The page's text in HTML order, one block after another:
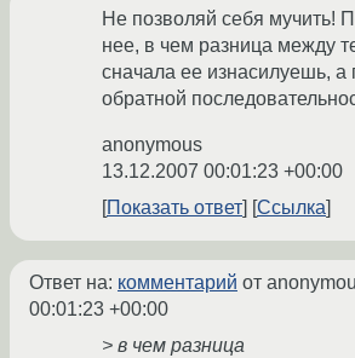
Не позволяй себя мучить!
нее, в чем разница между
сначала ее изнасилуешь, а
обратной
anonymous
13.12.2007 00:01:23 +00:00
Показать ответ
Ссылка
Ответ на: комментарий от
00:01:23 +00:00
> в чем разница